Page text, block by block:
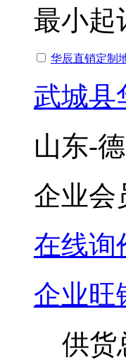
最小起
华辰直销定制
武城县
山东-
企业会
在线询
企业旺
供货